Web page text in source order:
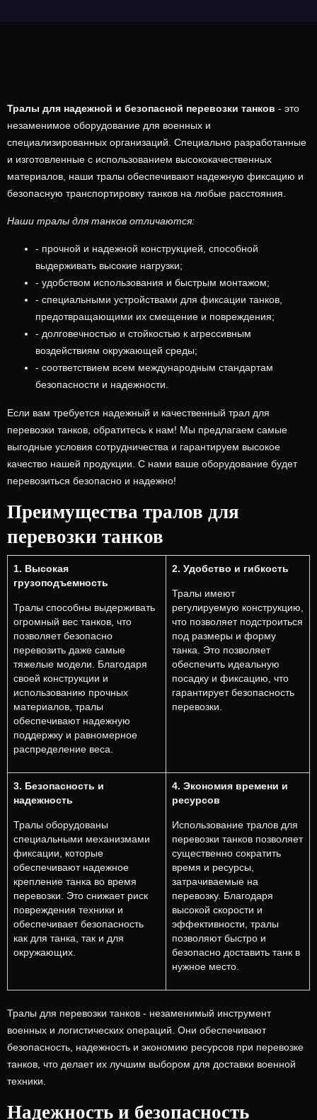
Тралы для надежной и безопасной перевозки танков - это
незаменимое оборудование для военных и
специализированных организаций. Специально разработанные
и изготовленные с использованием высококачественных
материалов, наши тралы обеспечивают надежную фиксацию и
безопасную транспортировку танков на любые расстояния.
Наши тралы для танков отличаются:
- прочной и надежной конструкцией, способной
выдерживать высокие нагрузки;
- удобством использования и быстрым монтажом;
- специальными устройствами для фиксации танков,
предотвращающими их смещение и повреждения;
- долговечностью и стойкостью к агрессивным
воздействиям окружающей среды;
- соответствием всем международным стандартам
безопасности и надежности.
Если вам требуется надежный и качественный трал для
перевозки танков, обратитесь к нам! Мы предлагаем самые
выгодные условия сотрудничества и гарантируем высокое
качество нашей продукции. С нами ваше оборудование будет
перевозиться безопасно и надежно!
Преимущества тралов для
перевозки танков
1. Высокая
грузоподъемность
Тралы способны выдерживать
огромный вес танков, что
позволяет безопасно
перевозить даже самые
тяжелые модели. Благодаря
своей конструкции и
использованию прочных
материалов, тралы
обеспечивают надежную
поддержку и равномерное
распределение веса.
2. Удобство и гибкость
Тралы имеют
регулируемую конструкцию,
что позволяет подстроиться
под размеры и форму
танка. Это позволяет
обеспечить идеальную
посадку и фиксацию, что
гарантирует безопасность
перевозки.
3. Безопасность и
надежность
Тралы оборудованы
специальными механизмами
фиксации, которые
обеспечивают надежное
крепление танка во время
перевозки. Это снижает риск
повреждения техники и
обеспечивает безопасность
как для танка, так и для
окружающих.
4. Экономия времени и
ресурсов
Использование тралов для
перевозки танков позволяет
существенно сократить
время и ресурсы,
затрачиваемые на
перевозку. Благодаря
высокой скорости и
эффективности, тралы
позволяют быстро и
безопасно доставить танк в
нужное место.
Тралы для перевозки танков - незаменимый инструмент
военных и логистических операций. Они обеспечивают
безопасность, надежность и экономию ресурсов при перевозке
танков, что делает их лучшим выбором для доставки военной
техники.
Надежность и безопасность